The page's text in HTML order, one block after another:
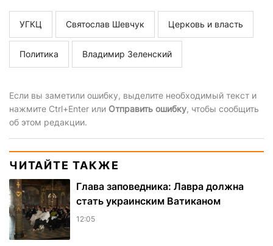
УГКЦ Святослав Шевчук Церковь и власть
Политика Владимир Зеленский
Если вы заметили ошибку, выделите необходимый текст и
нажмите Ctrl+Enter или Отправить ошибку, чтобы сообщить
об этом редакции.
ЧИТАЙТЕ ТАКЖЕ
Глава заповедника: Лавра должна
стать украинским Ватиканом
12:05